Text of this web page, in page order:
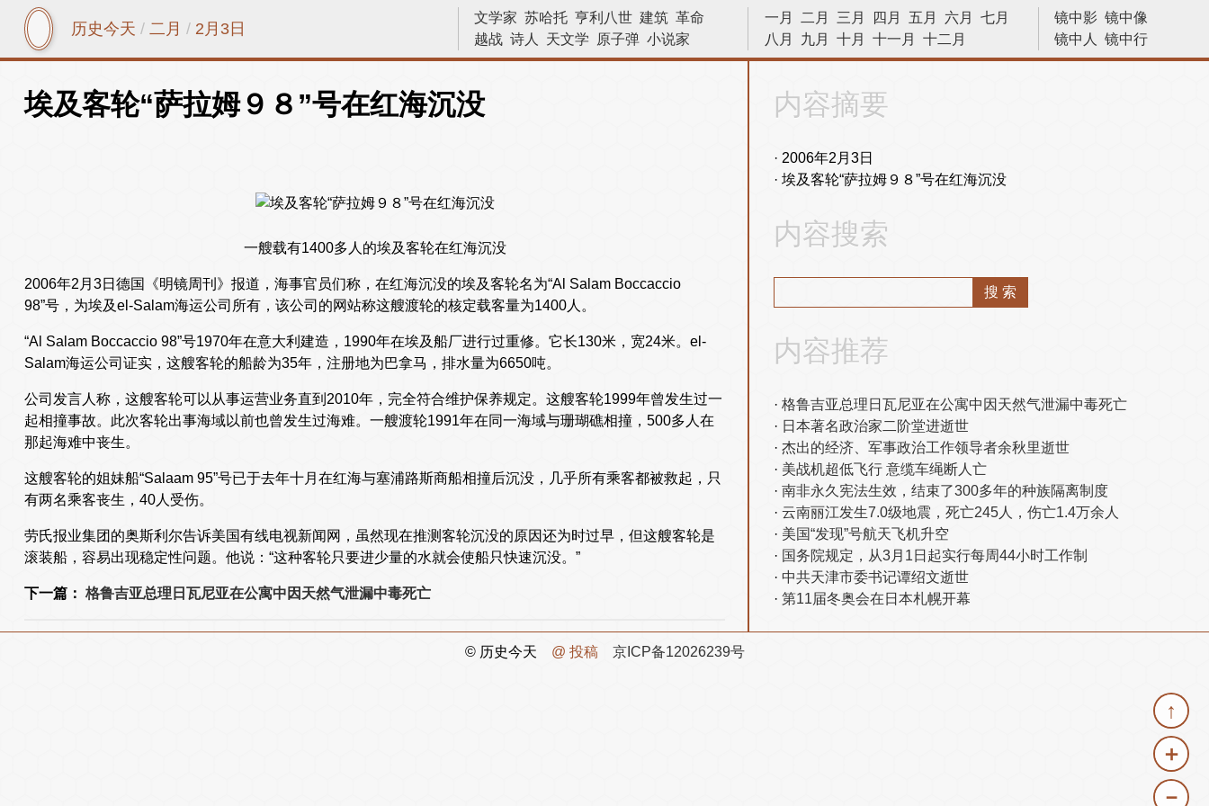
历史今天 / 二月 / 2月3日
镜中影 镜中像
镜中人
镜中行
历史今天
一月 二月 三月 四月 五月 六月
七月
八月
九月 十月 十一月 十二月
文学家 苏哈托 亨利八世 建筑 革命
越战 诗人 天文学 原子弹 小说家
文艺复兴 战役 物理 战争 画家 中国
巴拿马运河
埃及客轮“萨拉姆９８”号在红海沉没
一艘载有1400多人的埃及客轮在红海沉没
2006年2月3日德国《明镜周刊》报道，海事官员们称，在红海沉没的埃及客轮名为“Al Salam Boccaccio
98”号，为埃及el-Salam海运公司所有，该公司的网站称这艘渡轮的核定载客量为1400人。
“Al Salam Boccaccio 98”号1970年在意大利建造，1990年在埃及船厂进行过重修。它长130米，宽24米。el-
Salam海运公司证实，这艘客轮的船龄为35年，注册地为巴拿马，排水量为6650吨。
公司发言人称，这艘客轮可以从事运营业务直到2010年，完全符合维护保养规定。这艘客轮1999年曾发生过一
起相撞事故。此次客轮出事海域以前也曾发生过海难。一艘渡轮1991年在同一海域与珊瑚礁相撞，500多人在
那起海难中丧生。
这艘客轮的姐妹船“Salaam 95”号已于去年十月在红海与塞浦路斯商船相撞后沉没，几乎所有乘客都被救起，只
有两名乘客丧生，40人受伤。
劳氏报业集团的奥斯利尔告诉美国有线电视新闻网，虽然现在推测客轮沉没的原因还为时过早，但这艘客轮是
滚装船，容易出现稳定性问题。他说：“这种客轮只要进少量的水就会使船只快速沉没。”
下一篇： 格鲁吉亚总理日瓦尼亚在公寓中因天然气泄漏中毒死亡
内容摘要
2006年2月3日
埃及客轮“萨拉姆９８”号在红海沉没
内容搜索
内容推荐
格鲁吉亚总理日瓦尼亚在公寓中因天然气泄漏中毒死亡
日本著名政治家二阶堂进逝世
杰出的经济、军事政治工作领导者余秋里逝世
美战机超低飞行 意缆车绳断人亡
南非永久宪法生效，结束了300多年的种族隔离制度
云南丽江发生7.0级地震，死亡245人，伤亡1.4万余人
美国“发现”号航天飞机升空
国务院规定，从3月1日起实行每周44小时工作制
中共天津市委书记谭绍文逝世
第11届冬奥会在日本札幌开幕
↑
＋
－
© 历史今天 @ 投稿 京ICP备12026239号